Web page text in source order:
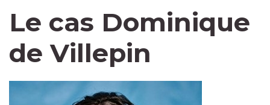
Le cas Dominique
de Villepin